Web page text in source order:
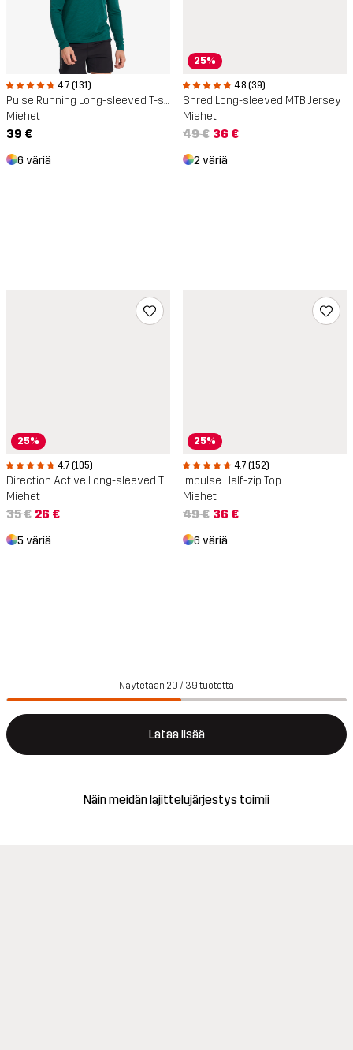
4.7 (131)
Pulse Running Long-sleeved T-shirt
Miehet
39 €
6 väriä
25%
4.8 (39)
Shred Long-sleeved MTB Jersey
Miehet
49 € 36 €
2 väriä
25%
4.7 (105)
Direction Active Long-sleeved T-shirt
Miehet
35 € 26 €
5 väriä
25%
4.7 (152)
Impulse Half-zip Top
Miehet
49 € 36 €
6 väriä
Näytetään 20 / 39 tuotetta
Lataa lisää
Näin meidän lajittelujärjestys toimii